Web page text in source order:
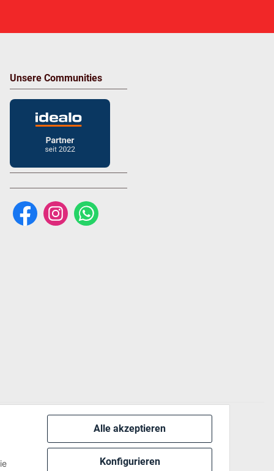
Alle akzeptieren
Konfigurieren
Unsere Communities